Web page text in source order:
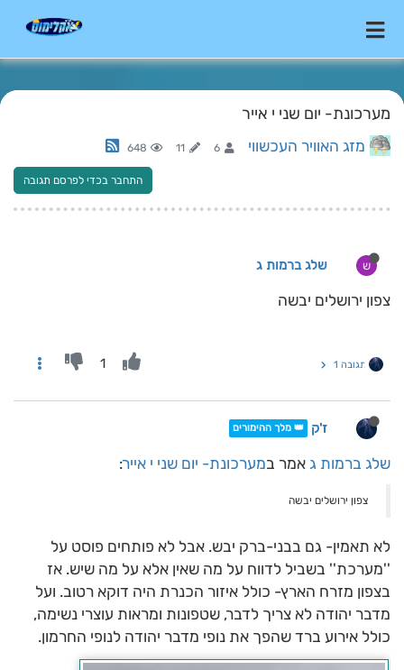
מערכונת- יום שני י אייר
מזג האוויר העכשווי 6
11
648
התחבר בכדי לפרסם תגובה
ש שלג ברמות ג
צפון ירושלים יבשה
תגובה 1 1
ז'ק 👑 מלך ההימורים
שלג ברמות ג אמר במערכונת- יום שני י אייר:
צפון ירושלים יבשה
לא תאמין- גם בבני-ברק יבש. אבל לא פותחים פוסט על
''מערכת'' בשביל לדווח על מה שאין אלא על מה שיש. אז
בצפון מזרח הארץ- כולל איזור הכנרת היה דוקא רטוב. ועל
מדבר יהודה לא צריך לדבר, שטפונות ומראות עוצרי נשימה,
כולל אירוע ברד שהפך את נופי מדבר יהודה לנופי החרמון.